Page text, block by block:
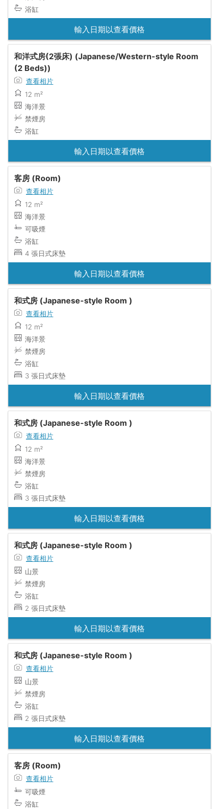
浴缸
輸入日期以查看價格
和洋式房(2張床) (Japanese/Western-style Room
(2 Beds))
查看相片
12 m²
海洋景
禁煙房
浴缸
輸入日期以查看價格
客房 (Room)
查看相片
12 m²
海洋景
可吸煙
浴缸
4 張日式床墊
輸入日期以查看價格
和式房 (Japanese-style Room )
查看相片
12 m²
海洋景
禁煙房
浴缸
3 張日式床墊
輸入日期以查看價格
和式房 (Japanese-style Room )
查看相片
12 m²
海洋景
禁煙房
浴缸
3 張日式床墊
輸入日期以查看價格
和式房 (Japanese-style Room )
查看相片
山景
禁煙房
浴缸
2 張日式床墊
輸入日期以查看價格
和式房 (Japanese-style Room )
查看相片
山景
禁煙房
浴缸
2 張日式床墊
輸入日期以查看價格
客房 (Room)
查看相片
可吸煙
浴缸